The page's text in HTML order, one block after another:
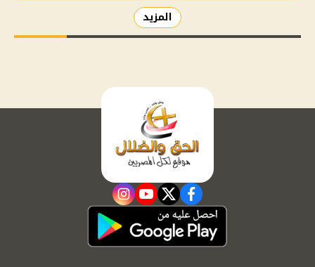
المزيد
facebook
twitter
youtube
instagram